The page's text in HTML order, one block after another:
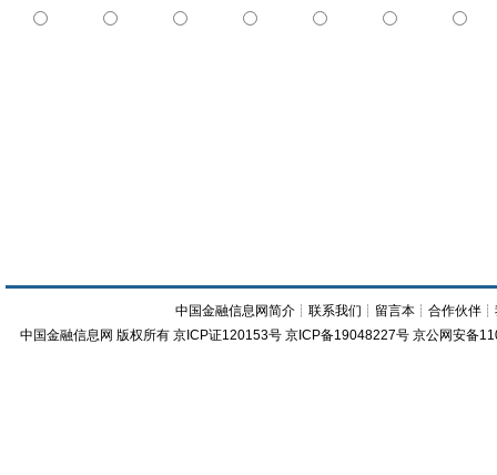
中国金融信息网简介 ┊联系我们 ┊ 留言本 ┊合作伙伴 ┊
中国金融信息网 版权所有 京ICP证120153号 京ICP备19048227号 京公网安备